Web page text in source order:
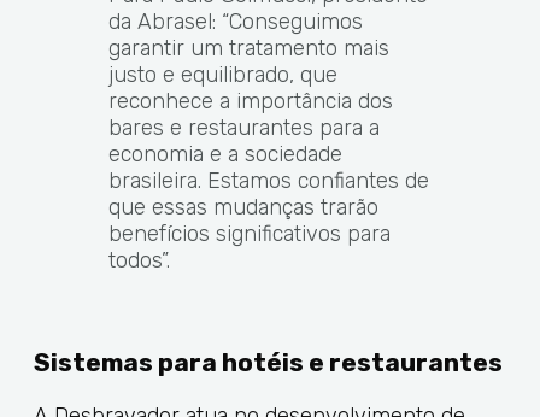
da Abrasel: “Conseguimos
garantir um tratamento mais
justo e equilibrado, que
reconhece a importância dos
bares e restaurantes para a
economia e a sociedade
brasileira. Estamos confiantes de
que essas mudanças trarão
benefícios significativos para
todos”.
Sistemas para hotéis e restaurantes